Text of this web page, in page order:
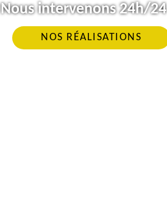
Nous intervenons 24h/
NOS RÉALISATIONS